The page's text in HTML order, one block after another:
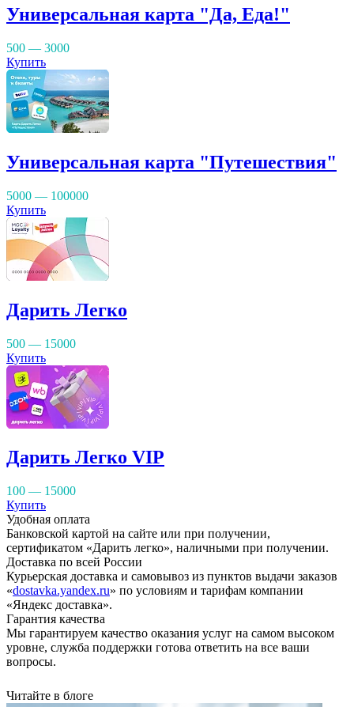
Универсальная карта "Да, Еда!"
500 — 3000
Купить
Универсальная карта "Путешествия"
5000 — 100000
Купить
Дарить Легко
500 — 15000
Купить
Дарить Легко VIP
100 — 15000
Купить
Удобная оплата
Банковской картой на сайте или при получении,
сертификатом «Дарить легко», наличными при получении.
Доставка по всей России
Курьерская доставка и самовывоз из пунктов выдачи заказов
«dostavka.yandex.ru» по условиям и тарифам компании
«Яндекс доставка».
Гарантия качества
Мы гарантируем качество оказания услуг на самом высоком
уровне, служба поддержки готова ответить на все ваши
вопросы.
Читайте в блоге